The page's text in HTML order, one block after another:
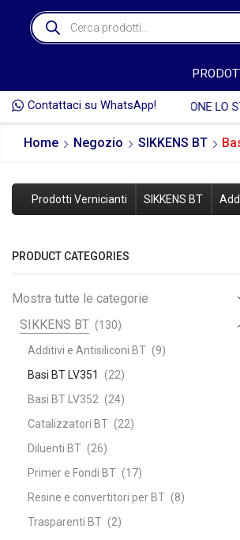
Contattaci su WhatsApp!
Home Negozio SIKKENS BT
Prodotti Vernicianti SIKKENS BT
PRODUCT CATEGORIES
Mostra tutte le categorie
SIKKENS BT (130)
Additivi e Antisiliconi BT (9)
Basi BT LV351
(22)
Basi BT LV352 (24)
Catalizzatori BT (22)
Diluenti BT (26)
Primer e Fondi BT (17)
Resine e convertitori per BT (8)
Trasparenti BT (2)